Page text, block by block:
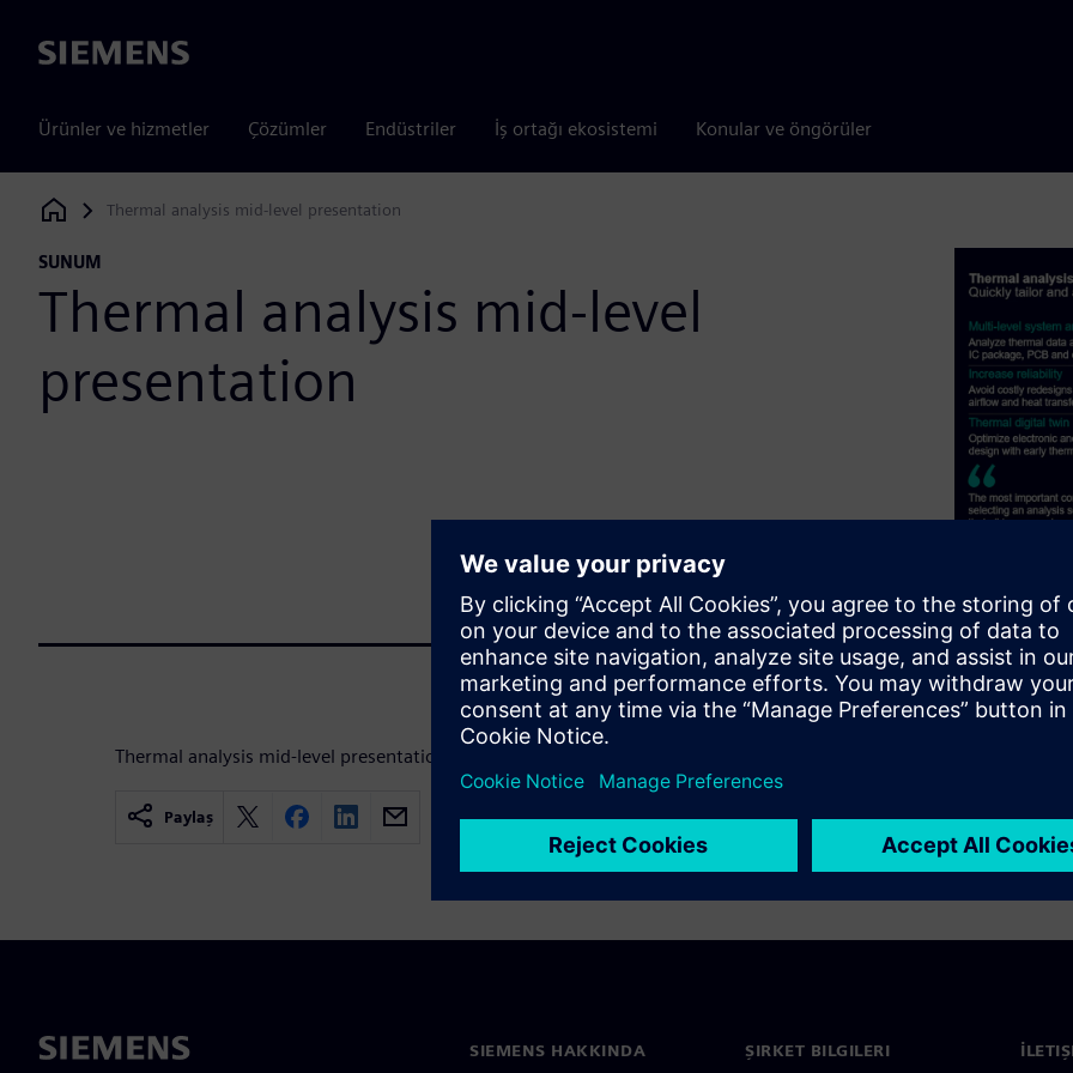
Siemens
Ürünler ve hizmetler Çözümler Endüstriler İş ortağı ekosistemi Konular ve öngörüler
Siemens Digital Industries Software
Thermal analysis mid-level presentation
SUNUM
Thermal analysis mid-level
presentation
Thermal analysis mid-level presentation for Electronics
Paylaş
SIEMENS HAKKINDA ŞIRKET BILGILERI